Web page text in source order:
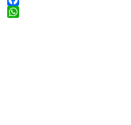
Facebook